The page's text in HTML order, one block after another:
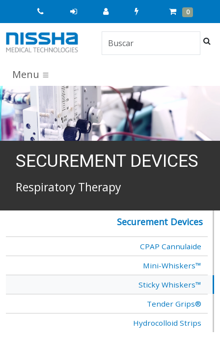
Quick
Order
Cart
0 Items
Menu
SECUREMENT DEVICES
Respiratory Therapy
Securement Devices
CPAP Cannulaide
Mini-Whiskers™
Sticky Whiskers™
Tender Grips®
Hydrocolloid Strips